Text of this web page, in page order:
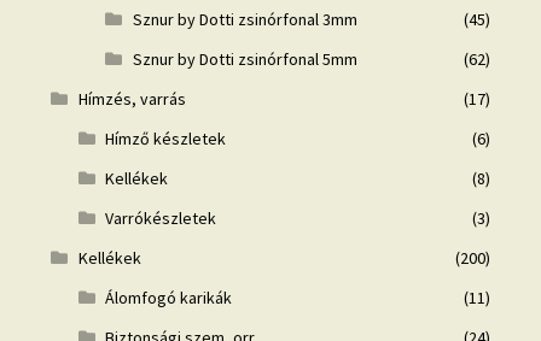
Sznur by Dotti zsinórfonal 3mm
(45)
Sznur by Dotti zsinórfonal 5mm
(62)
Hímzés, varrás
(17)
Hímző készletek
(6)
Kellékek
(8)
Varrókészletek
(3)
Kellékek
(200)
Álomfogó karikák
(11)